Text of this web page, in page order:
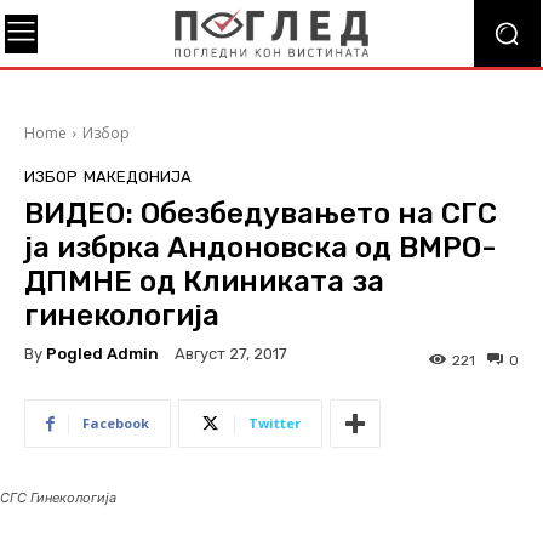
Home Избор
ИЗБОР МАКЕДОНИЈА
ВИДЕО: Обезбедувањето на СГС
ја избрка Андоновска од ВМРО-
ДПМНЕ од Клиниката за
гинекологија
By Pogled Admin Август 27, 2017 0
221
Facebook Twitter
СГС Гинекологија